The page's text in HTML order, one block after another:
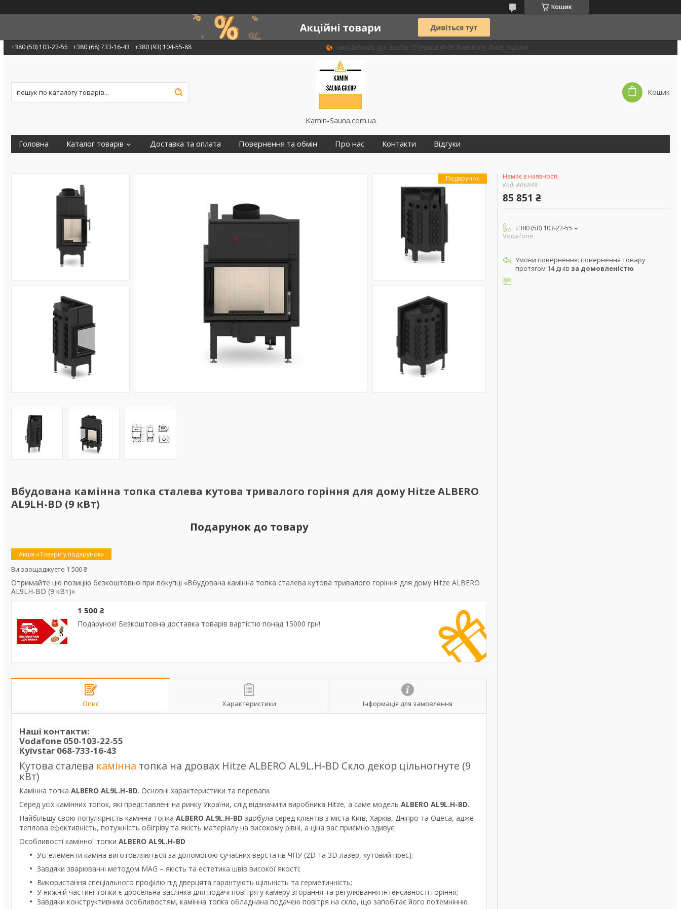
Кошик
+380 (50) 103-22-55 +380 (68) 733-16-43 +380 (93) 104-55-88 смт Запитів, вул. Зелена 15 (траса М-06 Львів Київ), Львів, Україна
Kamin-Sauna.com.ua
Кошик
Головна Каталог товарів Доставка та оплата Повернення та обмін Про нас Контакти Відгуки
Подарунок
Вбудована камінна топка сталева кутова тривалого горіння для дому Hitze ALBERO
AL9LH-BD (9 кВт)
Подарунок до товару
Акція «Товари у подарунок»
Ви заощаджуєте 1 500 ₴
Отримайте цю позицію безкоштовно при покупці «Вбудована камінна топка сталева кутова тривалого горіння для дому Hitze ALBERO
AL9LH-BD (9 кВт)»
1 500 ₴
Подарунок! Безкоштовна доставка товарів вартістю понад 15000 грн!
Опис Характеристики Інформація для замовлення
Наші контакти:
Vodafone 050-103-22-55
Kyivstar 068-733-16-43
Кутова сталева камінна топка на дровах Hitze ALBERO AL9L.H-BD Cкло декор цільногнуте (9
кВт)
Камінна топка ALBERO AL9L.H-BD. Основні характеристики та переваги.
Серед усіх камінних топок, які представлені на ринку України, слід відзначити виробника Hitze, а саме модель ALBERO AL9L.H-BD.
Найбільшу свою популярність камінна топка ALBERO AL9L.H-BD здобула серед клієнтів з міста Київ, Харків, Дніпро та Одеса, адже
теплова ефективність, потужність обігріву та якість матеріалу на високому рівні, а ціна вас приємно здивує.
Особливості камінної топки ALBERO AL9L.H-BD
Усі елементи каміна виготовляються за допомогою сучасних верстатів ЧПУ (2D та 3D лазер, кутовий прес);
Завдяки зварюванні методом MAG – якість та естетика швів високої якості;
Використання спеціального профілю під дверцята гарантують щільність та герметичність;
У нижній частині топки є дросельна заслінка для подачі повітря у камеру згорання та регулювання інтенсивності горіння;
Завдяки конструктивним особливостям, камінна топка обладнана подачею повітря на скло, що запобігає його потемнінню
Немає в наявності
Код:А06848
85 851 ₴
+380 (50) 103-22-55
Vodafone
повернення товару
протягом 14 днів за домовленістю